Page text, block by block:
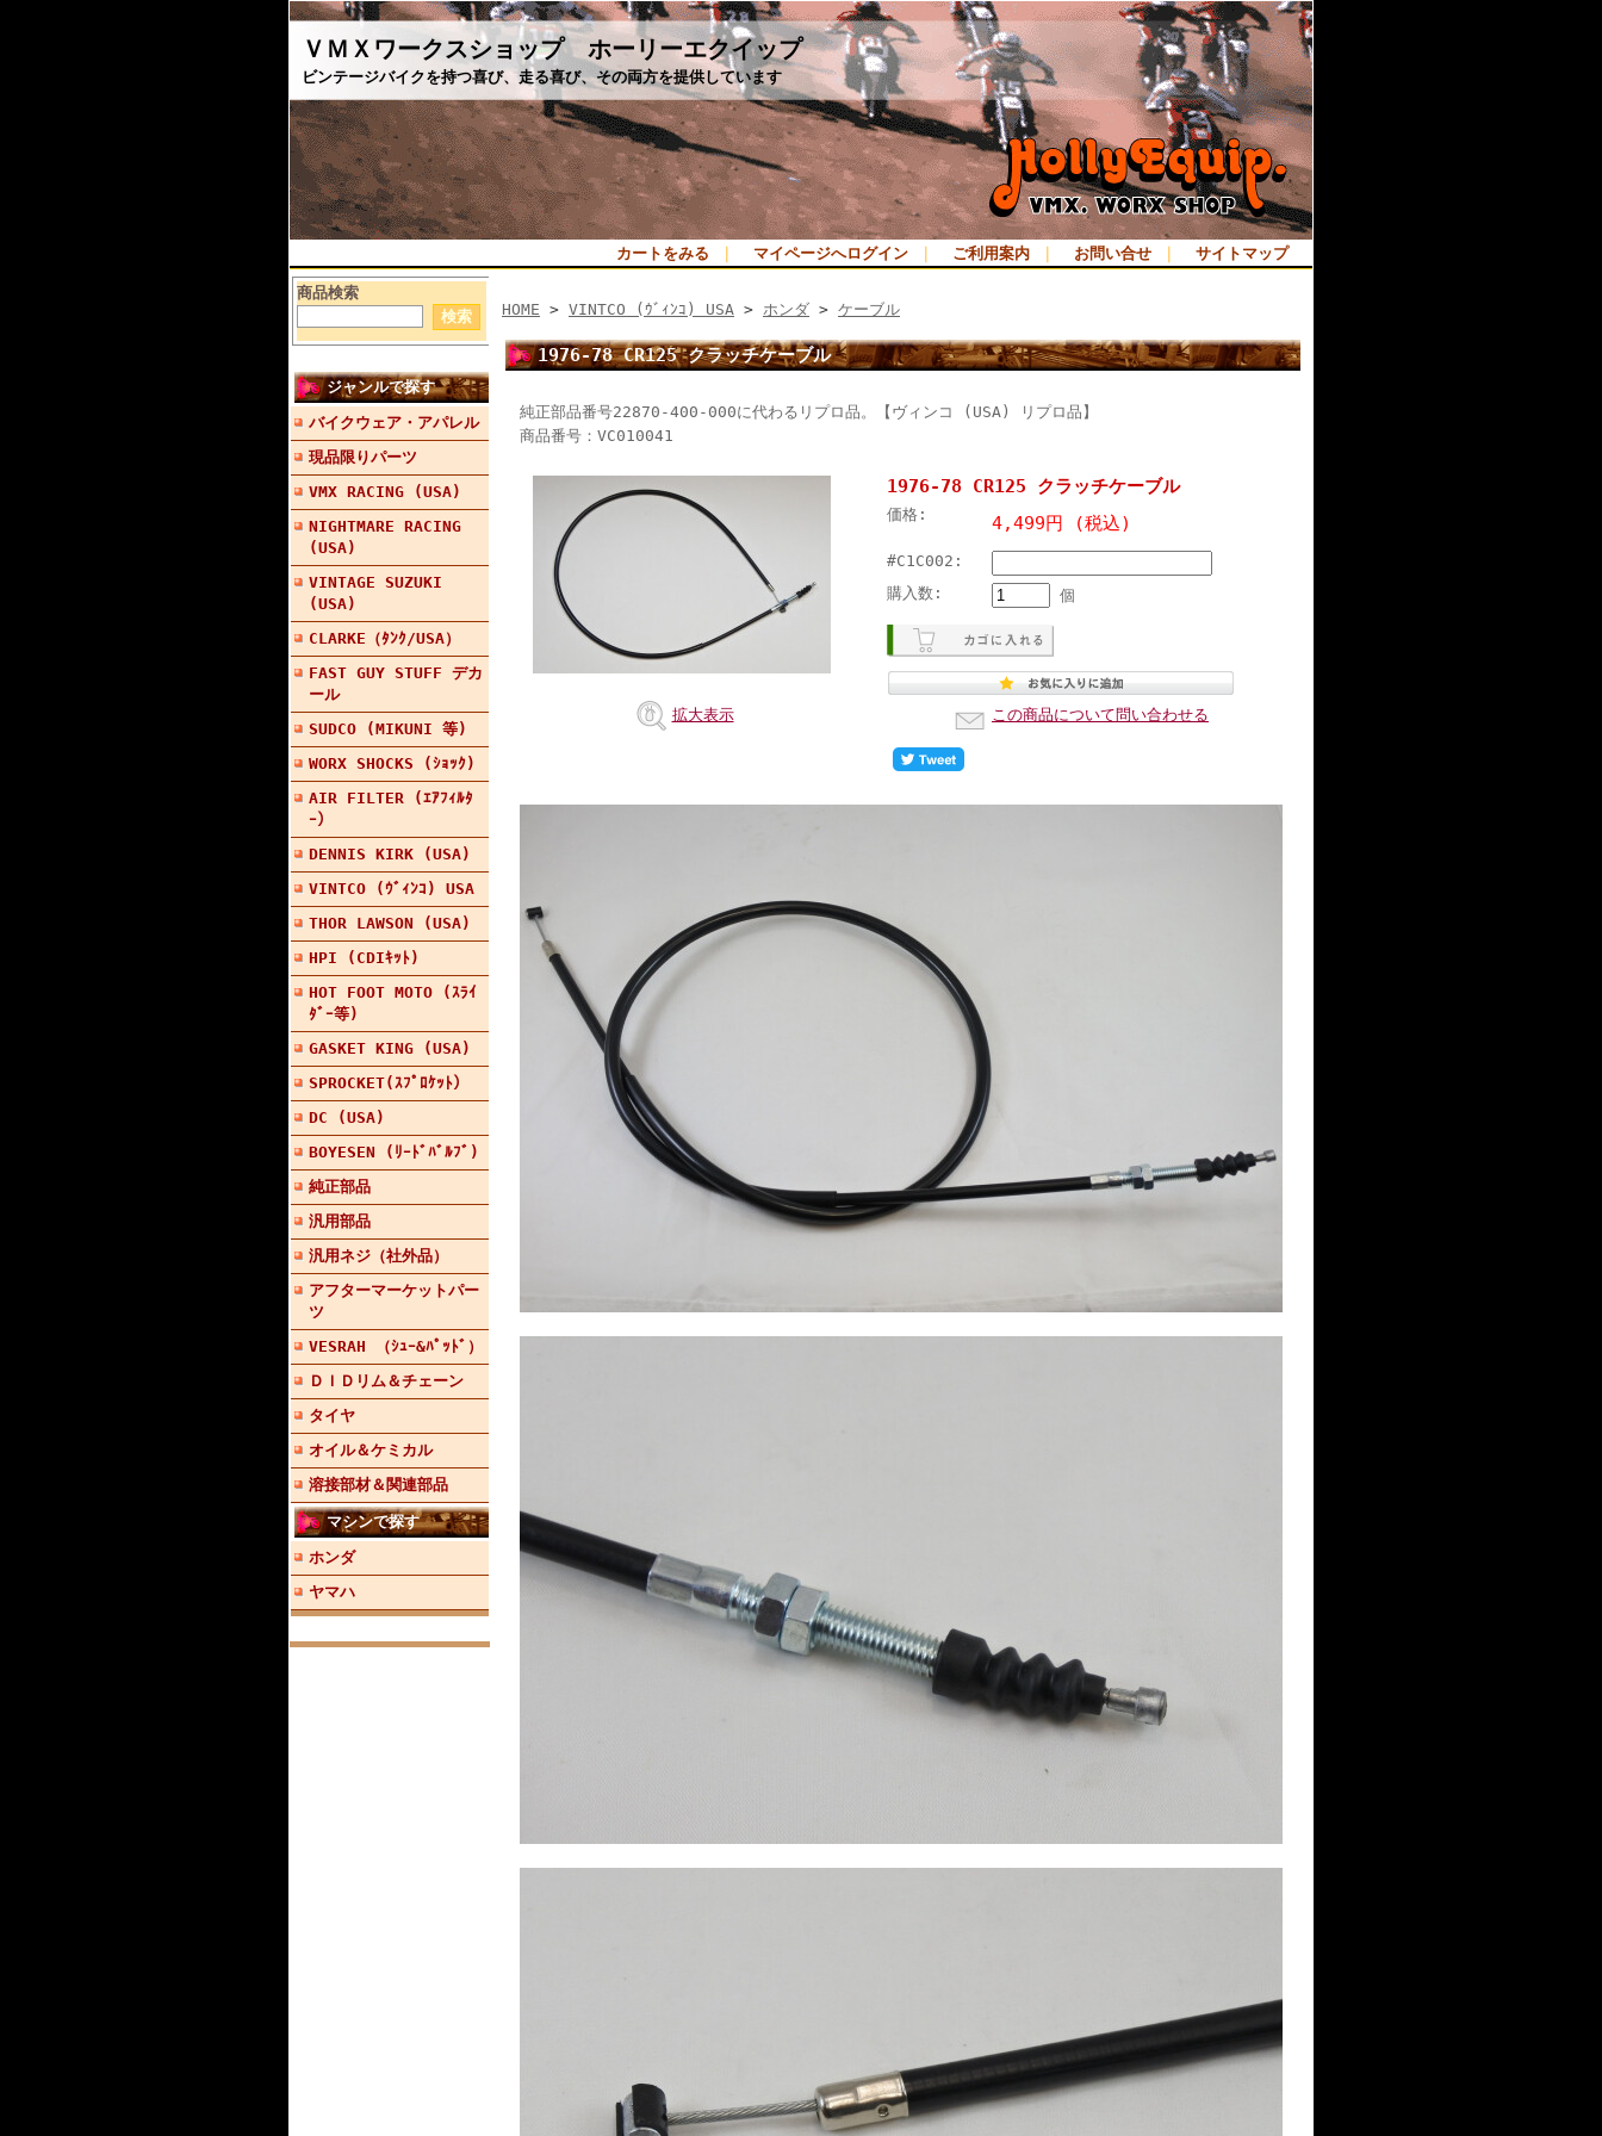
ＶＭＸワークスショップ ホーリーエクイップ
ビンテージバイクを持つ喜び、走る喜び、その両方を提供しています
カートをみる マイページへログイン ご利用案内 お問い合せ サイトマップ
商品検索
ジャンルで探す
バイクウェア・アパレル
現品限りパーツ
VMX RACING (USA)
NIGHTMARE RACING
(USA)
VINTAGE SUZUKI
(USA)
CLARKE（ﾀﾝｸ/USA）
FAST GUY STUFF デカ
ール
SUDCO (MIKUNI 等)
WORX SHOCKS (ｼｮｯｸ)
AIR FILTER (ｴｱﾌｨﾙﾀ
ｰ）
DENNIS KIRK (USA)
VINTCO (ｳﾞｨﾝｺ) USA
THOR LAWSON (USA)
HPI (CDIｷｯﾄ)
HOT FOOT MOTO (ｽﾗｲ
ﾀﾞｰ等)
GASKET KING (USA)
SPROCKET(ｽﾌﾟﾛｹｯﾄ）
DC (USA)
BOYESEN (ﾘｰﾄﾞﾊﾞﾙﾌﾞ)
純正部品
汎用部品
汎用ネジ（社外品）
アフターマーケットパー
ツ
VESRAH （ｼｭｰ&ﾊﾟｯﾄﾞ）
ＤＩＤリム＆チェーン
タイヤ
オイル＆ケミカル
溶接部材＆関連部品
マシンで探す
ホンダ
ヤマハ
HOME > VINTCO (ｳﾞｨﾝｺ) USA > ホンダ > ケーブル
1976-78 CR125 クラッチケーブル
純正部品番号22870-400-000に代わるリプロ品。【ヴィンコ (USA) リプロ品】
商品番号：VC010041
拡大表示
1976-78 CR125 クラッチケーブル
価格: 4,499円 (税込)
#C1C002:
購入数:
個
この商品について問い合わせる